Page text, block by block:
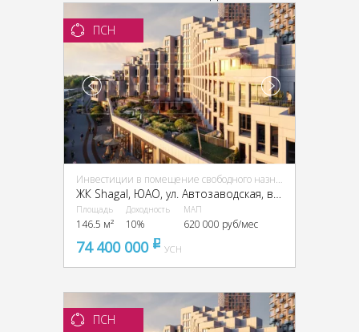
ПСН
Инвестиции в помещение свободного назначения (ПСН)
ЖК Shagal, ЮАО, ул. Автозаводская, вл. 23/66
Площадь
146.5 м²
Доходность
10%
МАП
620 000 руб/мес
74 400 000 pуб
УСН
ПСН